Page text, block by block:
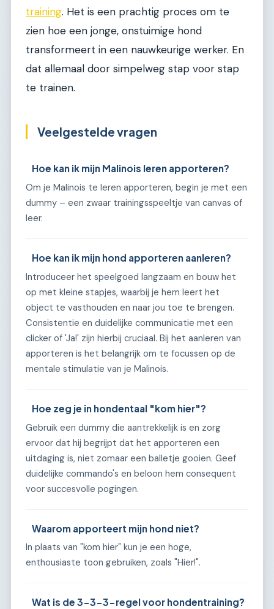
training. Het is een prachtig proces om te
zien hoe een jonge, onstuimige hond
transformeert in een nauwkeurige werker. En
dat allemaal door simpelweg stap voor stap
te trainen.
Veelgestelde vragen
Hoe kan ik mijn Malinois leren apporteren?
Om je Malinois te leren apporteren, begin je met een
dummy – een zwaar trainingsspeeltje van canvas of
leer.
Hoe kan ik mijn hond apporteren aanleren?
Introduceer het speelgoed langzaam en bouw het
op met kleine stapjes, waarbij je hem leert het
object te vasthouden en naar jou toe te brengen.
Consistentie en duidelijke communicatie met een
clicker of 'Ja!' zijn hierbij cruciaal. Bij het aanleren van
apporteren is het belangrijk om te focussen op de
mentale stimulatie van je Malinois.
Hoe zeg je in hondentaal "kom hier"?
Gebruik een dummy die aantrekkelijk is en zorg
ervoor dat hij begrijpt dat het apporteren een
uitdaging is, niet zomaar een balletje gooien. Geef
duidelijke commando's en beloon hem consequent
voor succesvolle pogingen.
Waarom apporteert mijn hond niet?
In plaats van "kom hier" kun je een hoge,
enthousiaste toon gebruiken, zoals "Hier!".
Wat is de 3-3-3-regel voor hondentraining?